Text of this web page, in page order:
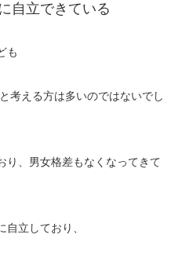
自立できている
も
と考える方は多いのではないでし
り、男女格差もなくなってきて
立しており、